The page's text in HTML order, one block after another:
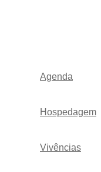
Agenda
Hospedagem
Vivências